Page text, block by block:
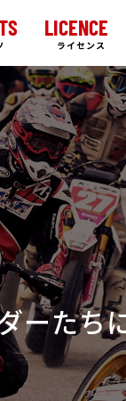
LICENCE
ライセンス
ーたち